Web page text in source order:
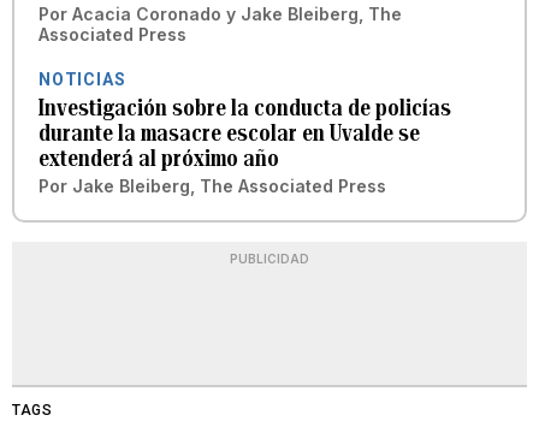
Por Acacia Coronado y Jake Bleiberg, The
Associated Press
NOTICIAS
Investigación sobre la conducta de policías
durante la masacre escolar en Uvalde se
extenderá al próximo año
Por Jake Bleiberg, The Associated Press
PUBLICIDAD
TAGS